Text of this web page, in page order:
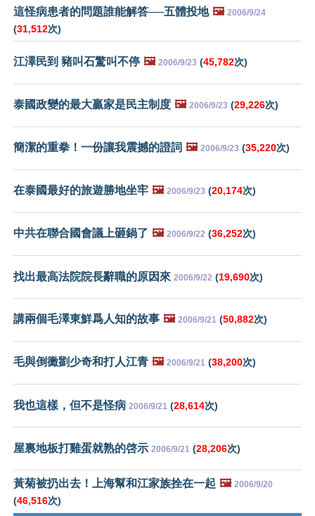
這怪病患者的問題誰能解答──五體投地 🖼️ 2006/9/24
(31,512次)
江澤民到 豬叫石驚叫不停 🖼️ 2006/9/23 (45,782次)
泰國政變的最大贏家是民主制度 🖼️ 2006/9/23 (29,226次)
簡潔的重拳！一份讓我震撼的證詞 🖼️ 2006/9/23 (35,220次)
在泰國最好的旅遊勝地坐牢 🖼️ 2006/9/23 (20,174次)
中共在聯合國會議上砸鍋了 🖼️ 2006/9/22 (36,252次)
找出最高法院院長辭職的原因來 2006/9/22 (19,690次)
講兩個毛澤東鮮爲人知的故事 🖼️ 2006/9/21 (50,882次)
毛與倒黴劉少奇和打人江青 🖼️ 2006/9/21 (38,200次)
我也這樣，但不是怪病 2006/9/21 (28,614次)
屋裏地板打雞蛋就熟的啓示 2006/9/21 (28,206次)
黃菊被扔出去！上海幫和江家族拴在一起 🖼️ 2006/9/20
(46,516次)